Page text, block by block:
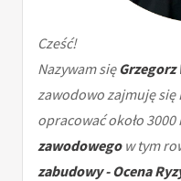
Cześć!
Nazywam sięGrzegorz
zawodowo zajmuję się
opracować około 3000
zawodowegow tym
zabudowy - Ocena